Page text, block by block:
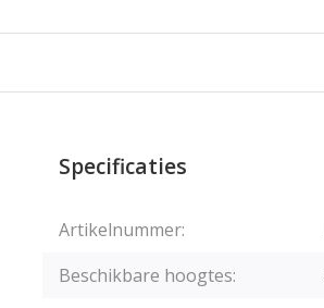
Specificaties
Artikelnummer:
Beschikbare hoogtes: